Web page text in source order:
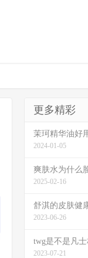
更多精彩
茉珂精华油好
2024-01-05
爽肤水为什么
2025-02-16
舒淇的皮肤健
2023-06-26
twg是不是凡士
2023-07-21